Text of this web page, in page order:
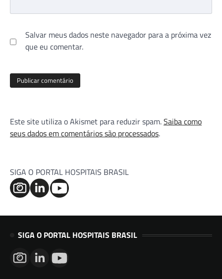
Salvar meus dados neste navegador para a próxima vez
que eu comentar.
Este site utiliza o Akismet para reduzir spam.Saiba como
seus dados em comentários são processados.
SIGA O PORTAL HOSPITAIS BRASIL
SIGA O PORTAL HOSPITAIS BRASIL